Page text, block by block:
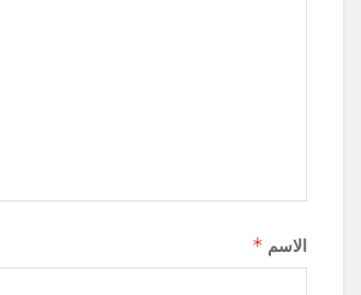
الاسم *